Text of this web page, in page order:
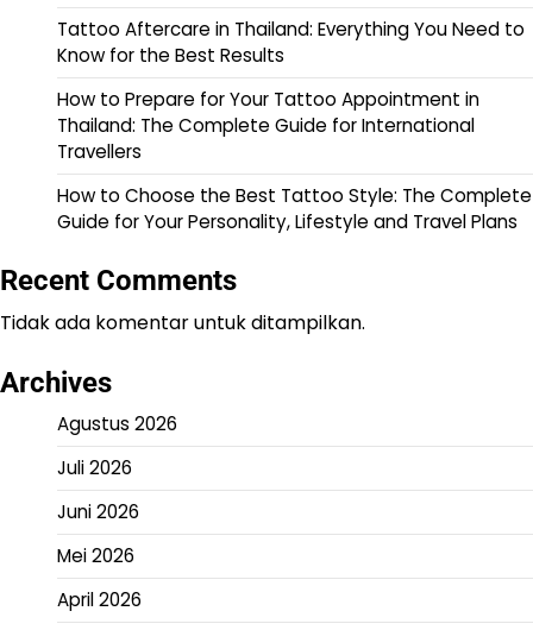
Tattoo Aftercare in Thailand: Everything You Need to
Know for the Best Results
How to Prepare for Your Tattoo Appointment in
Thailand: The Complete Guide for International
Travellers
How to Choose the Best Tattoo Style: The Complete
Guide for Your Personality, Lifestyle and Travel Plans
Recent Comments
Tidak ada komentar untuk ditampilkan.
Archives
Agustus 2026
Juli 2026
Juni 2026
Mei 2026
April 2026